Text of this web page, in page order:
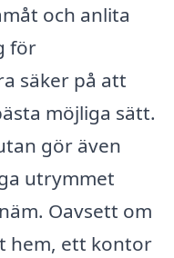
och anlita
för
säker på att
möjliga sätt.
gör även
utrymmet
Oavsett om
hem, ett kontor